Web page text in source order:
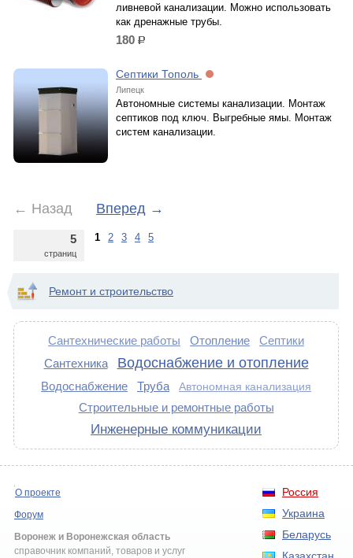
ливневой канализации. Можно использовать
как дренажные трубы.
180 р.
Септики Тополь
Липецк
Автономные системы канализации. Монтаж
септиков под ключ. Выгребные ямы. Монтаж
систем канализации.
← Назад Вперед →
5
страниц
1 2 3 4 5
Ремонт и строительство
Сантехнические работы Отопление
Септики
Сантехника
Водоснабжение и отопление
Водоснабжение Труба Автономная канализация
Строительные и ремонтные работы
Инженерные коммуникации
Россия
Украина
Беларусь
О проекте
Форум
Воронеж и Воронежская область
справочник компаний, товаров и услуг